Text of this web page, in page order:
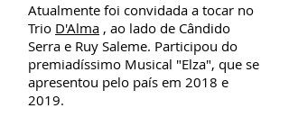
Atualmente foi convidada a tocar no
Trio D'Alma , ao lado de Cândido
Serra e Ruy Saleme. Participou do
premiadíssimo Musical "Elza", que se
apresentou pelo país em 2018 e
2019.